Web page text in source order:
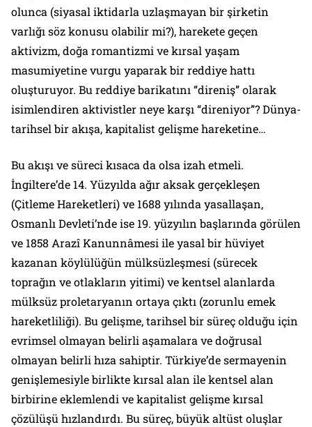
olunca (siyasal iktidarla uzlaşmayan bir şirketin
varlığı söz konusu olabilir mi?), harekete geçen
aktivizm, doğa romantizmi ve kırsal yaşam
masumiyetine vurgu yaparak bir reddiye hattı
oluşturuyor. Bu reddiye barikatını “direniş” olarak
isimlendiren aktivistler neye karşı “direniyor”? Dünya-
tarihsel bir akışa, kapitalist gelişme hareketine…
Bu akışı ve süreci kısaca da olsa izah etmeli.
İngiltere’de 14. Yüzyılda ağır aksak gerçekleşen
(Çitleme Hareketleri) ve 1688 yılında yasallaşan,
Osmanlı Devleti’nde ise 19. yüzyılın başlarında görülen
ve 1858 Arazî Kanunnâmesi ile yasal bir hüviyet
kazanan köylülüğün mülksüzleşmesi (sürecek
toprağın ve otlakların yitimi) ve kentsel alanlarda
mülksüz proletaryanın ortaya çıktı (zorunlu emek
hareketliliği). Bu gelişme, tarihsel bir süreç olduğu için
evrimsel olmayan belirli aşamalara ve doğrusal
olmayan belirli hıza sahiptir. Türkiye’de sermayenin
genişlemesiyle birlikte kırsal alan ile kentsel alan
birbirine eklemlendi ve kapitalist gelişme kırsal
çözülüşü hızlandırdı. Bu süreç, büyük altüst oluşlar